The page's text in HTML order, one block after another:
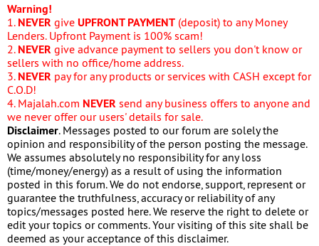
Warning!
1. NEVER give UPFRONT PAYMENT (deposit) to any Money
Lenders. Upfront Payment is 100% scam!
2. NEVER give advance payment to sellers you don't know or
sellers with no office/home address.
3. NEVER pay for any products or services with CASH except for
C.O.D!
4. Majalah.com NEVER send any business offers to anyone and
we never offer our users' details for sale.
Disclaimer. Messages posted to our forum are solely the
opinion and responsibility of the person posting the message.
We assumes absolutely no responsibility for any loss
(time/money/energy) as a result of using the information
posted in this forum. We do not endorse, support, represent or
guarantee the truthfulness, accuracy or reliability of any
topics/messages posted here. We reserve the right to delete or
edit your topics or comments. Your visiting of this site shall be
deemed as your acceptance of this disclaimer.